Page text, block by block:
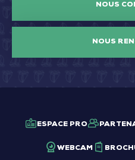
NOUS
NOUS
ESPACE PRO
WEBCAM